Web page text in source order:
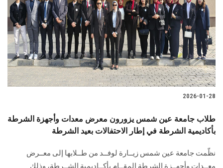
2026-01-28
طلاب جامعة عين شمس يزورون معرض معدات وأجهزة الشرطة
بأكاديمية الشرطة في إطار الاحتفالات بعيد الشرطة
نظّمت جامعة عين شمس زيــارة لوفــد من طــلابها إلى معــرض
معــدات وأجهــزة الشرطة المقــام بأكــاديمية الشــرطة، وذلك